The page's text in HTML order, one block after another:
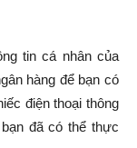
tin cá nhân của
hàng để bạn có
điện thoại thông
đã có thể thực